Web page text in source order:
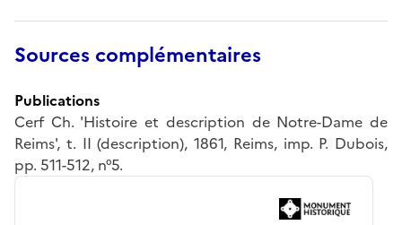
Sources complémentaires
Publications
Cerf Ch. 'Histoire et description de Notre-Dame de
Reims', t. II (description), 1861, Reims, imp. P. Dubois,
pp. 511-512, n°5.